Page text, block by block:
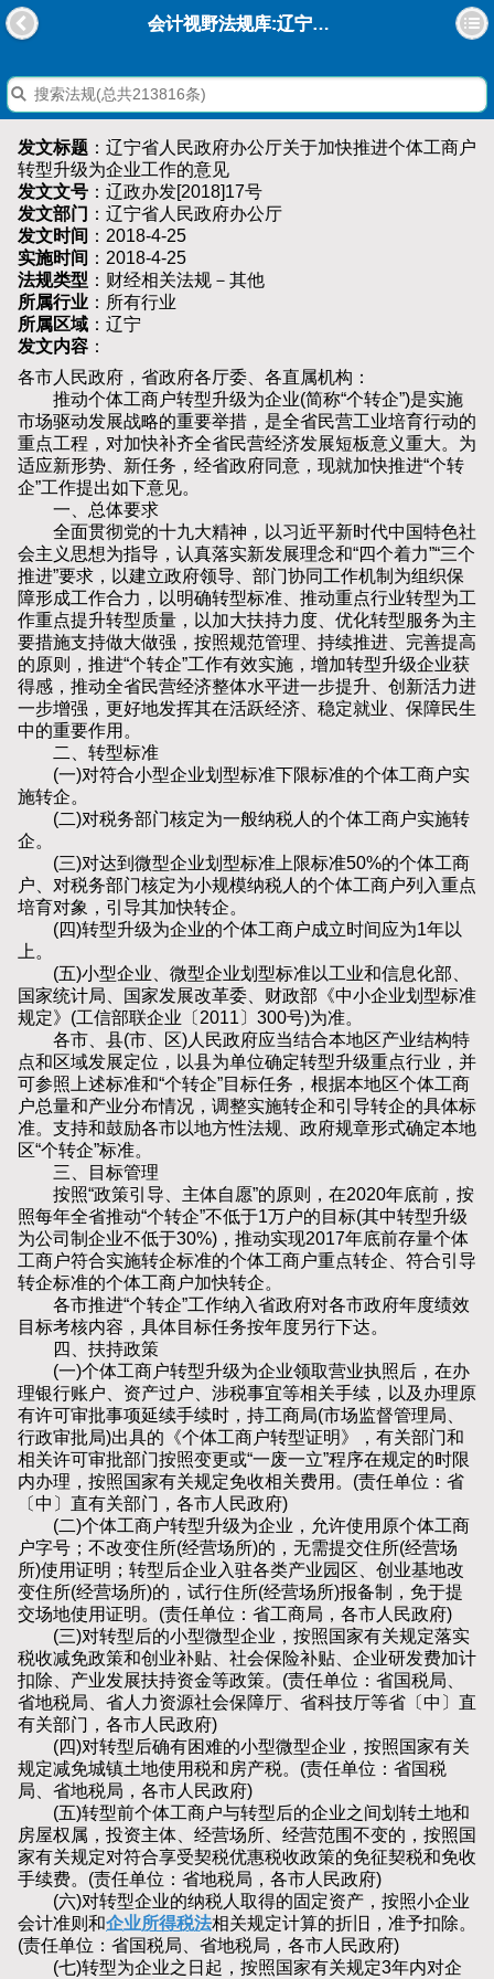
会计视野法规库:辽宁省人民政府办公厅关于加快推进个体工商户转型升级为企业工作的意见
发文标题 ：辽宁省人民政府办公厅关于加快推进个体工商户
转型升级为企业工作的意见
发文文号 ：辽政办发[2018]17号
发文部门 ：辽宁省人民政府办公厅
发文时间 ：2018-4-25
实施时间 ：2018-4-25
法规类型 ：财经相关法规－其他
所属行业 ：所有行业
所属区域 ：辽宁
发文内容 ：
各市人民政府，省政府各厅委、各直属机构：
推动个体工商户转型升级为企业(简称“个转企”)是实施
市场驱动发展战略的重要举措，是全省民营工业培育行动的
重点工程，对加快补齐全省民营经济发展短板意义重大。为
适应新形势、新任务，经省政府同意，现就加快推进“个转
企”工作提出如下意见。
一、总体要求
全面贯彻党的十九大精神，以习近平新时代中国特色社
会主义思想为指导，认真落实新发展理念和“四个着力”“三个
推进”要求，以建立政府领导、部门协同工作机制为组织保
障形成工作合力，以明确转型标准、推动重点行业转型为工
作重点提升转型质量，以加大扶持力度、优化转型服务为主
要措施支持做大做强，按照规范管理、持续推进、完善提高
的原则，推进“个转企”工作有效实施，增加转型升级企业获
得感，推动全省民营经济整体水平进一步提升、创新活力进
一步增强，更好地发挥其在活跃经济、稳定就业、保障民生
中的重要作用。
二、转型标准
(一)对符合小型企业划型标准下限标准的个体工商户实
施转企。
(二)对税务部门核定为一般纳税人的个体工商户实施转
企。
(三)对达到微型企业划型标准上限标准50%的个体工商
户、对税务部门核定为小规模纳税人的个体工商户列入重点
培育对象，引导其加快转企。
(四)转型升级为企业的个体工商户成立时间应为1年以
上。
(五)小型企业、微型企业划型标准以工业和信息化部、
国家统计局、国家发展改革委、财政部《中小企业划型标准
规定》(工信部联企业〔2011〕300号)为准。
各市、县(市、区)人民政府应当结合本地区产业结构特
点和区域发展定位，以县为单位确定转型升级重点行业，并
可参照上述标准和“个转企”目标任务，根据本地区个体工商
户总量和产业分布情况，调整实施转企和引导转企的具体标
准。支持和鼓励各市以地方性法规、政府规章形式确定本地
区“个转企”标准。
三、目标管理
按照“政策引导、主体自愿”的原则，在2020年底前，按
照每年全省推动“个转企”不低于1万户的目标(其中转型升级
为公司制企业不低于30%)，推动实现2017年底前存量个体
工商户符合实施转企标准的个体工商户重点转企、符合引导
转企标准的个体工商户加快转企。
各市推进“个转企”工作纳入省政府对各市政府年度绩效
目标考核内容，具体目标任务按年度另行下达。
四、扶持政策
(一)个体工商户转型升级为企业领取营业执照后，在办
理银行账户、资产过户、涉税事宜等相关手续，以及办理原
有许可审批事项延续手续时，持工商局(市场监督管理局、
行政审批局)出具的《个体工商户转型证明》，有关部门和
相关许可审批部门按照变更或“一废一立”程序在规定的时限
内办理，按照国家有关规定免收相关费用。(责任单位：省
〔中〕直有关部门，各市人民政府)
(二)个体工商户转型升级为企业，允许使用原个体工商
户字号；不改变住所(经营场所)的，无需提交住所(经营场
所)使用证明；转型后企业入驻各类产业园区、创业基地改
变住所(经营场所)的，试行住所(经营场所)报备制，免于提
交场地使用证明。(责任单位：省工商局，各市人民政府)
(三)对转型后的小型微型企业，按照国家有关规定落实
税收减免政策和创业补贴、社会保险补贴、企业研发费加计
扣除、产业发展扶持资金等政策。(责任单位：省国税局、
省地税局、省人力资源社会保障厅、省科技厅等省〔中〕直
有关部门，各市人民政府)
(四)对转型后确有困难的小型微型企业，按照国家有关
规定减免城镇土地使用税和房产税。(责任单位：省国税
局、省地税局，各市人民政府)
(五)转型前个体工商户与转型后的企业之间划转土地和
房屋权属，投资主体、经营场所、经营范围不变的，按照国
家有关规定对符合享受契税优惠税收政策的免征契税和免收
手续费。(责任单位：省地税局，各市人民政府)
(六)对转型企业的纳税人取得的固定资产，按照小企业
会计准则和企业所得税法相关规定计算的折旧，准予扣除。
(责任单位：省国税局、省地税局，各市人民政府)
(七)转型为企业之日起，按照国家有关规定3年内对企